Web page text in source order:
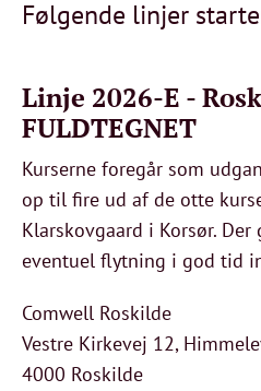
Følgende linjer
Linje 2026-E -
FULDTEGNET
Kurserne foregår som
op til fire ud af de otte
Klarskovgaard i Korsør. Der
eventuel flytning i god tid
Comwell Roskilde
Vestre Kirkevej 12,
4000 Roskilde